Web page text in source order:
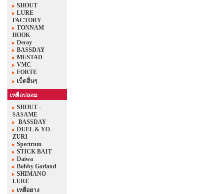
SHOUT
LURE
FACTORY
TONNAM
HOOK
Decoy
BASSDAY
MUSTAD
VMC
FORTE
เบ็ดอื่นๆ
เหยื่อปลอม
SHOUT -
SASAME
BASSDAY
DUEL & YO-
ZURI
Spectrum
STICK BAIT
Daiwa
Bobby Garland
SHIMANO
LURE
เหยื่อยาง